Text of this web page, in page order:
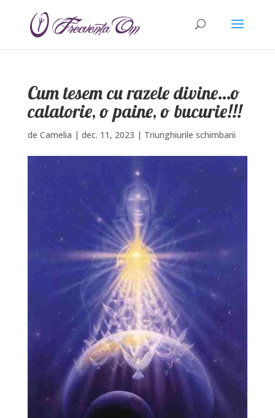
Cum tesem cu razele divine…o
calatorie, o paine, o bucurie!!!
de Camelia | dec. 11, 2023 | Triunghiurile schimbarii